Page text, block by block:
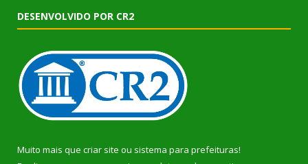
DESENVOLVIDO POR CR2
Muito mais que criar site ou sistema para prefeituras!